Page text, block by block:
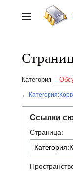
к
содержанию
Категория
←
Ссылки
Страница: